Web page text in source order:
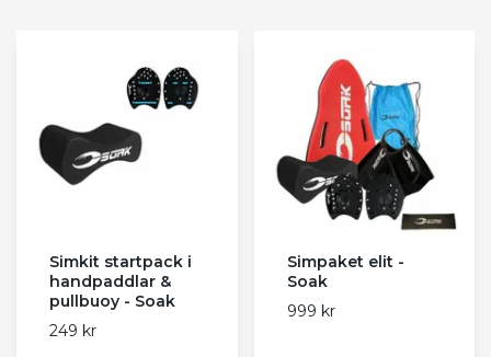
Simkit startpack i
handpaddlar &
pullbuoy - Soak
249 kr
Simpaket elit -
Soak
999 kr